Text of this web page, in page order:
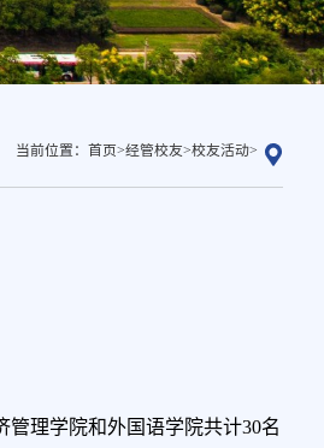
当前位置：首页>经管校友>校友活动>
管理学院和外国语学院共计30名